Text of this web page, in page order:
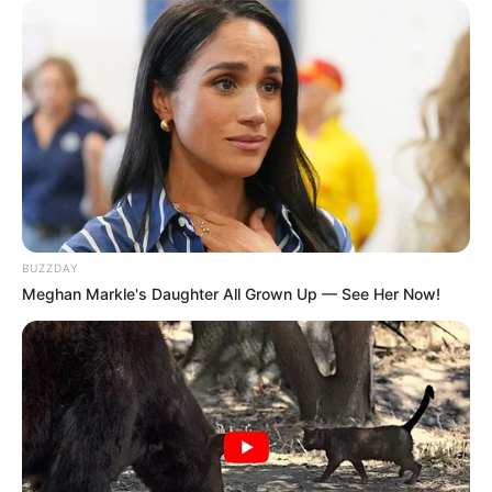
Seo Joo Hee sebagai Jung Hong Joo
Kim Kyung Bum sebagai Direktur Heo
Jang Won Young sebagai sutradara Drama Hong
Lee Hae Woon sebagai PD Park
Park Geun Hyung sebagai Ketua Empire Productions
Extended
Choi Soo Eun sebagai Yoon Bit Na
Bintang pop Hyun Min berkencan
Sung Byung Sook sebagai Park Kang Ja
Ibu Go Eun dan pemilik restoran
Oh Hyun Soo sebagai Choi Do Hyung
Park Kyu Sun sebagai Bae Kwang Soo
BUZZDAY
Meghan Markle's Daughter All Grown Up — See Her Now!